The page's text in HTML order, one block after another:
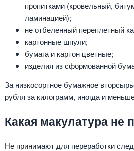
пропитками (кровельный,
ламинацией);
не отбеленный переплетный
картонные шпули;
бумага и картон цветные;
изделия из сформованной
За низкосортное бумажное
рубля за килограмм, иногда и
Какая макулатура не
Не принимают для переработки